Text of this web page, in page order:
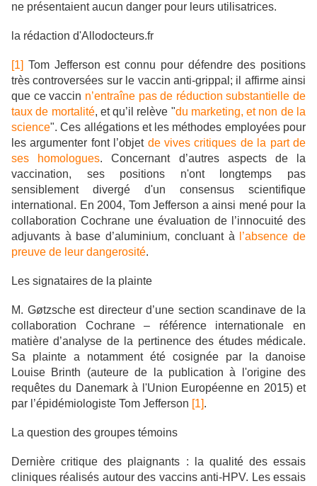
ne présentaient aucun danger pour leurs utilisatrices.
la rédaction d'Allodocteurs.fr
[1] Tom Jefferson est connu pour défendre des positions
très controversées sur le vaccin anti-grippal; il affirme ainsi
que ce vaccin n’entraîne pas de réduction substantielle de
taux de mortalité, et qu’il relève "du marketing, et non de la
science". Ces allégations et les méthodes employées pour
les argumenter font l’objet de vives critiques de la part de
ses homologues. Concernant d’autres aspects de la
vaccination, ses positions n'ont longtemps pas
sensiblement divergé d'un consensus scientifique
international. En 2004, Tom Jefferson a ainsi mené pour la
collaboration Cochrane une évaluation de l’innocuité des
adjuvants à base d’aluminium, concluant à
l’absence de
preuve de leur dangerosité.
Les signataires de la plainte
M. Gøtzsche est directeur d’une section scandinave de la
collaboration Cochrane – référence internationale en
matière d’analyse de la pertinence des études médicale.
Sa plainte a notamment été cosignée par la danoise
Louise Brinth (auteure de la publication à l'origine des
requêtes du Danemark à l'Union Européenne en 2015) et
par l’épidémiologiste Tom Jefferson [1].
La question des groupes témoins
Dernière critique des plaignants : la qualité des essais
cliniques réalisés autour des vaccins anti-HPV. Les essais